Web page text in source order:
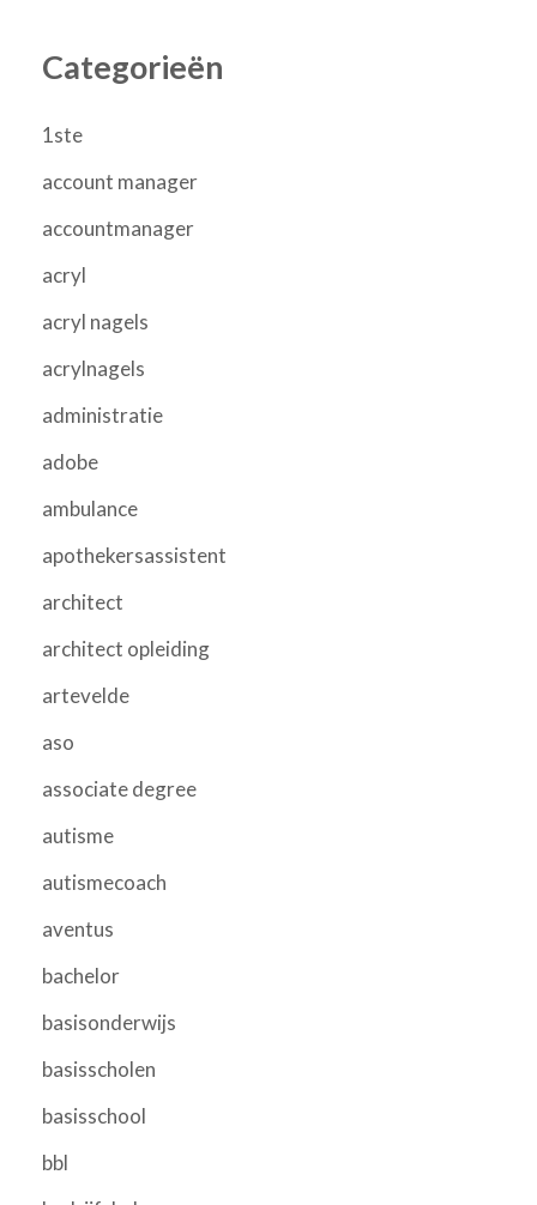
Categorieën
1ste
account manager
accountmanager
acryl
acryl nagels
acrylnagels
administratie
adobe
ambulance
apothekersassistent
architect
architect opleiding
artevelde
aso
associate degree
autisme
autismecoach
aventus
bachelor
basisonderwijs
basisscholen
basisschool
bbl